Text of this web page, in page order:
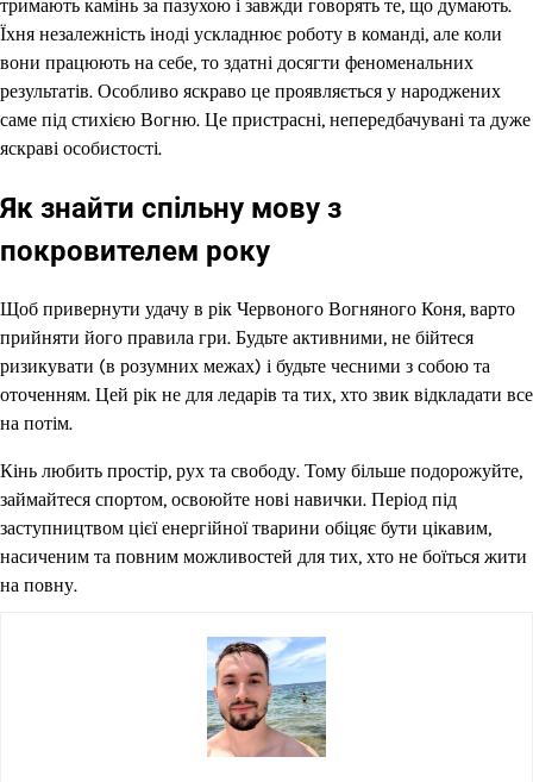
тримають камінь за пазухою і завжди говорять те, що думають.
Їхня незалежність іноді ускладнює роботу в команді, але коли
вони працюють на себе, то здатні досягти феноменальних
результатів. Особливо яскраво це проявляється у народжених
саме під стихією Вогню. Це пристрасні, непередбачувані та дуже
яскраві особистості.
Як знайти спільну мову з
покровителем року
Щоб привернути удачу в рік Червоного Вогняного Коня, варто
прийняти його правила гри. Будьте активними, не бійтеся
ризикувати (в розумних межах) і будьте чесними з собою та
оточенням. Цей рік не для ледарів та тих, хто звик відкладати все
на потім.
Кінь любить простір, рух та свободу. Тому більше подорожуйте,
займайтеся спортом, освоюйте нові навички. Період під
заступництвом цієї енергійної тварини обіцяє бути цікавим,
насиченим та повним можливостей для тих, хто не боїться жити
на повну.